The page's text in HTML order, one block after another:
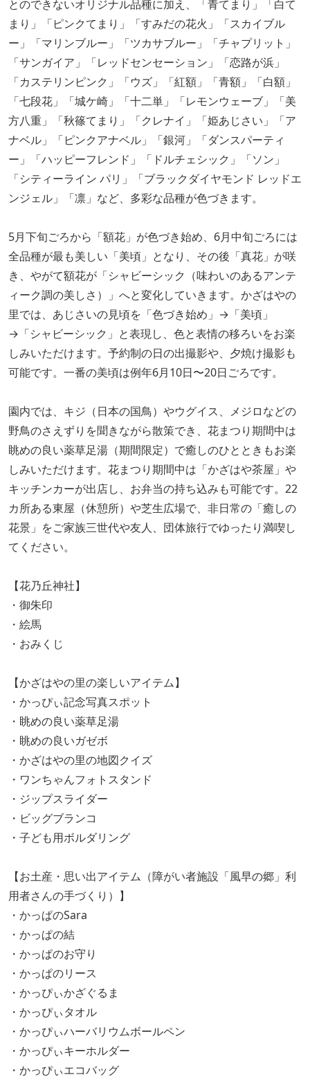
とのできないオリジナル品種に加え、「青てまり」「白て
まり」「ピンクてまり」「すみだの花火」「スカイブル
ー」「マリンブルー」「ツカサブルー」「チャプリット」
「サンガイア」「レッドセンセーション」「恋路が浜」
「カステリンピンク」「ウズ」「紅額」「青額」「白額」
「七段花」「城ケ崎」「十二単」「レモンウェーブ」「美
方八重」「秋篠てまり」「クレナイ」「姫あじさい」「ア
ナベル」「ピンクアナベル」「銀河」「ダンスパーティ
ー」「ハッピーフレンド」「ドルチェシック」「ソン」
「シティーライン パリ」「ブラックダイヤモンド レッドエ
ンジェル」「凛」など、多彩な品種が色づきます。
5月下旬ごろから「額花」が色づき始め、6月中旬ごろには
全品種が最も美しい「美頃」となり、その後「真花」が咲
き、やがて額花が「シャビーシック（味わいのあるアンテ
ィーク調の美しさ）」へと変化していきます。かざはやの
里では、あじさいの見頃を「色づき始め」→「美頃」
→「シャビーシック」と表現し、色と表情の移ろいをお楽
しみいただけます。予約制の日の出撮影や、夕焼け撮影も
可能です。一番の美頃は例年6月10日〜20日ごろです。
園内では、キジ（日本の国鳥）やウグイス、メジロなどの
野鳥のさえずりを聞きながら散策でき、花まつり期間中は
眺めの良い薬草足湯（期間限定）で癒しのひとときもお楽
しみいただけます。花まつり期間中は「かざはや茶屋」や
キッチンカーが出店し、お弁当の持ち込みも可能です。22
カ所ある東屋（休憩所）や芝生広場で、非日常の「癒しの
花景」をご家族三世代や友人、団体旅行でゆったり満喫し
てください。
【花乃丘神社】
・御朱印
・絵馬
・おみくじ
【かざはやの里の楽しいアイテム】
・かっぴぃ記念写真スポット
・眺めの良い薬草足湯
・眺めの良いガゼボ
・かざはやの里の地図クイズ
・ワンちゃんフォトスタンド
・ジップスライダー
・ビッグブランコ
・子ども用ボルダリング
【お土産・思い出アイテム（障がい者施設「風早の郷」利
用者さんの手づくり）】
・かっぱのSara
・かっぱの結
・かっぱのお守り
・かっぱのリース
・かっぴぃかざぐるま
・かっぴぃタオル
・かっぴぃハーバリウムボールペン
・かっぴぃキーホルダー
・かっぴぃエコバッグ